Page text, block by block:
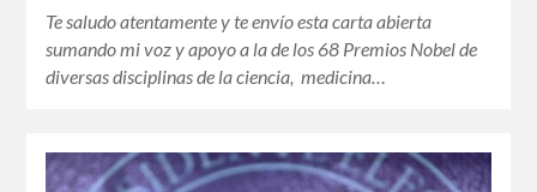
Te saludo atentamente y te envío esta carta abierta
sumando mi voz y apoyo a la de los 68 Premios Nobel de
diversas disciplinas de la ciencia, medicina…